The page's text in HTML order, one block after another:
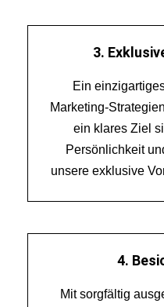
3.
Ein
Marketing-
ein klares Ziel
Persönlichkeit
unsere exklusive
4.
Mit sorgfältig